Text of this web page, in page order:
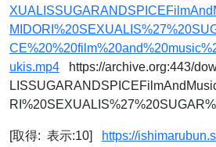
ukis.mp4 https://archive.org:443/
[取得: 表示:10] https://